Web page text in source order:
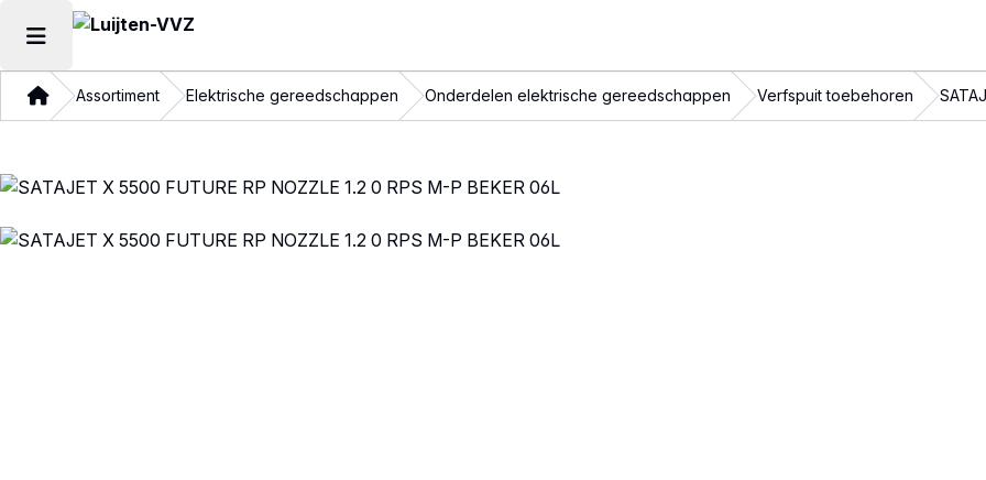
Hoofdmenu openen
ThuisAssortiment Elektrische gereedschappen Onderdelen elektrische gereedschappen Verfspuit toebehoren